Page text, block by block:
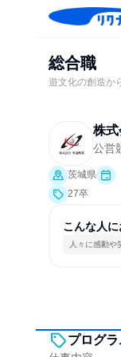
総合職
遊文化の創造か
株
公営
茨城県
27卒
こんな人
人々に感動や
プログ